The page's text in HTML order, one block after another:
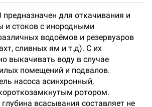
для откачивания и
и стоков с инородными
водоёмов и резервуаров
сливных ям и т.д). С их
выкачивать воду в случае
помещений и подвалов.
насоса асинхронный,
ротором.
всасывания составляет не